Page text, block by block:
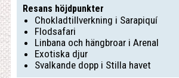
Resans höjdpunkter
Chokladtillverkning i Sarapiquí
Flodsafari
Linbana och hängbroar i Arenal
Exotiska djur
Svalkande dopp i Stilla havet